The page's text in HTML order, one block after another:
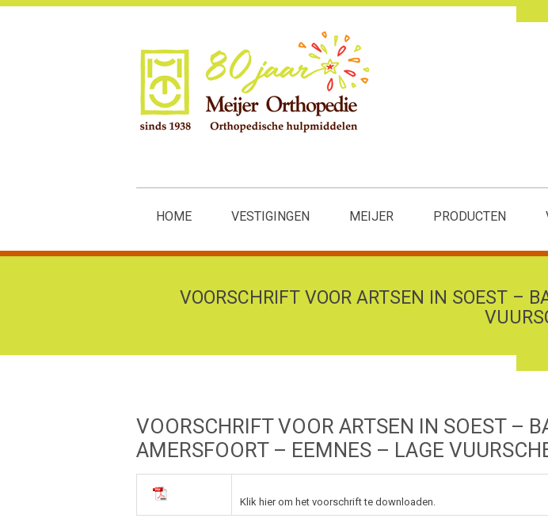
HOME VESTIGINGEN MEIJER PRODUCTEN
VOORSCHRIFT VOOR ARTSEN IN SOEST –
VOORSCHRIFT VOOR ARTSEN IN SOEST –
AMERSFOORT – EEMNES – LAGE
Klik hier om het voorschrift te downloaden.